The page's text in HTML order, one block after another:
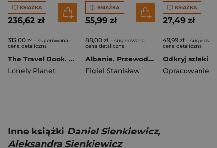
KSIĄŻKA
236,62 zł
313,00 zł - sugerowana
cena detaliczna
The Travel Book. Lonely Planet
Lonely Planet
KSIĄŻKA
55,99 zł
88,00 zł - sugerowana
cena detaliczna
Albania. Przewodnik
Figiel Stanisław
KSIĄŻKA
27,49 zł
49,99 zł -
cena detaliczna
Inne książki Daniel Sienkiewicz,
Aleksandra Sienkiewicz